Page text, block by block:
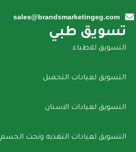
sales@brandsmarketingeg.com
تسويق طبي
التسويق للاطباء
التسويق لعيادات التجمبل
التسويق لعيادات الاسنان
التسويق لعيادات التغذيه ونحت الجسم